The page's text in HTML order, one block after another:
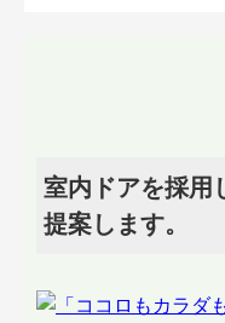
室内ドアを採用
提案します。